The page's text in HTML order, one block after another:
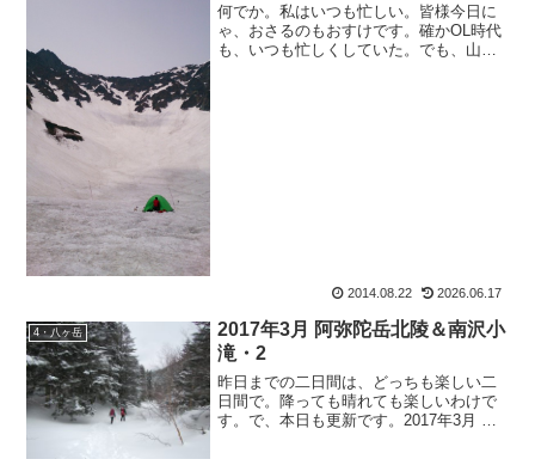
何でか。私はいつも忙しい。皆様今日に
ゃ、おさるのもおすけです。確かOL時代
も、いつも忙しくしていた。でも、山と
2014.08.22 2026.06.17
4・八ヶ岳
2017年3月 阿弥陀岳北陵＆南沢小
滝・2
昨日までの二日間は、どっちも楽しい二
日間で。降っても晴れても楽しいわけで
す。で、本日も更新です。2017年3月 阿